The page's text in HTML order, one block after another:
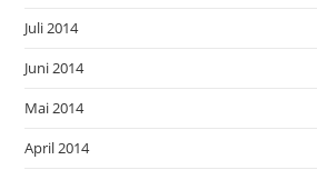
Juli 2014
Juni 2014
Mai 2014
April 2014